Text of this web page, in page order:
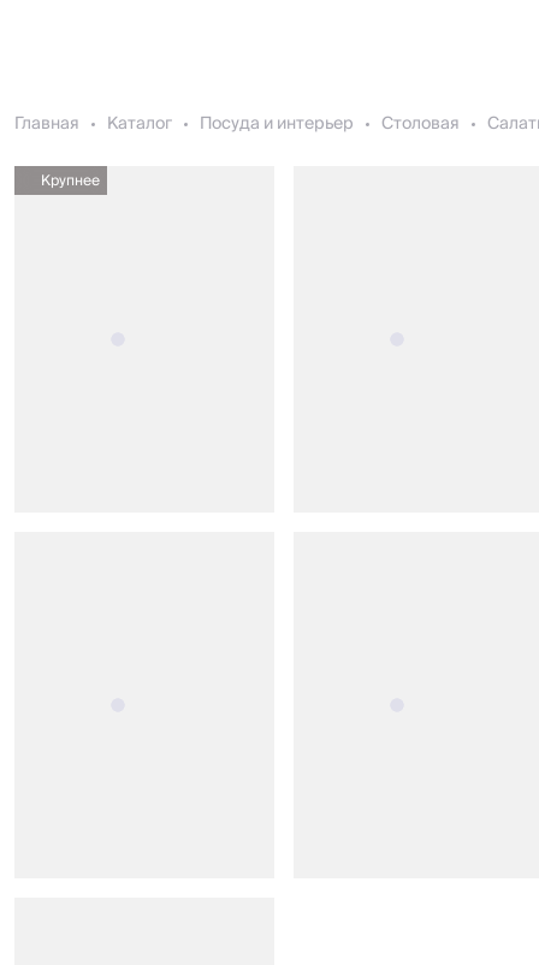
Главная Каталог Посуда и интерьер Столовая
Крупнее